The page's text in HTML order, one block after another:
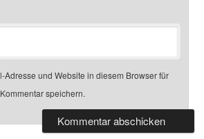
Adresse und Website in diesem Browser für
speichern.